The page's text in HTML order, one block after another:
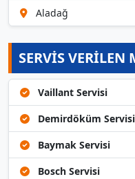
Aladağ
SERVİS VERİLEN
Vaillant Servisi
Demirdöküm Servisi
Baymak Servisi
Bosch Servisi